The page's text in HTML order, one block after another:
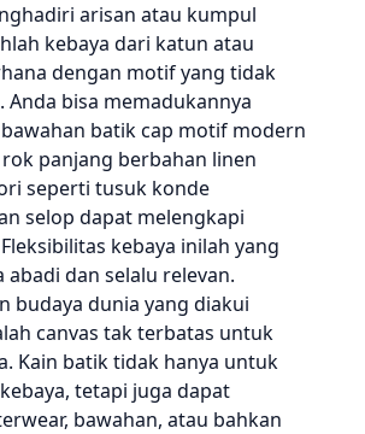
arisan atau kumpul
kebaya dari katun atau
dengan motif yang tidak
Anda bisa memadukannya
batik cap motif modern
panjang berbahan linen
seperti tusuk konde
selop dapat melengkapi
kebaya inilah yang
abadi dan selalu relevan.
budaya dunia yang diakui
canvas tak terbatas untuk
Kain batik tidak hanya untuk
tetapi juga dapat
bawahan, atau bahkan